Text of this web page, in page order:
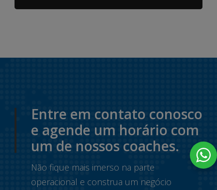
Entre em contato conosco
e agende um horário com
um de nossos coaches.
Não fique mais imerso na parte
operacional e construa um negócio